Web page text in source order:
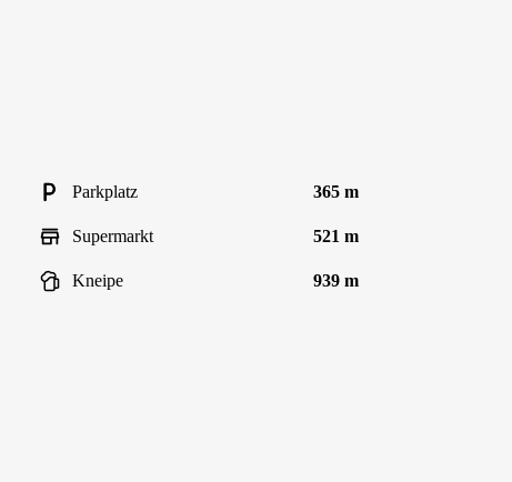
Parkplatz 365 m
Supermarkt 521 m
Kneipe 939 m